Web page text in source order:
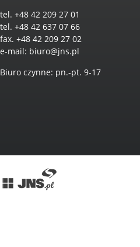
tel. +48 42 209 27 01
tel. +48 42 637 07 66
fax. +48 42 209 27 02
e-mail: biuro@jns.pl
Biuro czynne: pn.-pt. 9-17